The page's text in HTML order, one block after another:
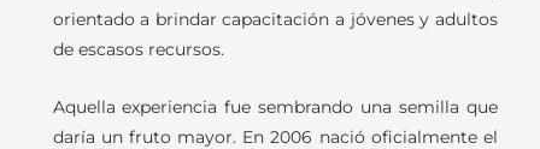
orientado a brindar capacitación a jóvenes y adultos
de escasos recursos.
Aquella experiencia fue sembrando una semilla que
daría un fruto mayor. En 2006 nació oficialmente el